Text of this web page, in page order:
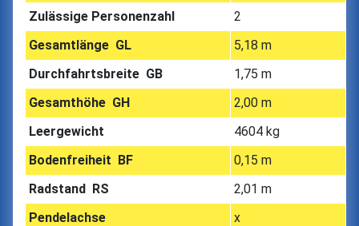
Zulässige Personenzahl
2
Gesamtlänge GL
5,18 m
Durchfahrtsbreite GB
1,75 m
Gesamthöhe GH
2,00 m
Leergewicht
4604 kg
Bodenfreiheit BF
0,15 m
Radstand RS
2,01 m
Pendelachse
x